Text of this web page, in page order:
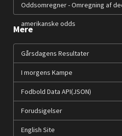
Oddsomregner - Omregning af
amerikanske odds
Mere
Gårsdagens Resultater
I morgens Kampe
Fodbold Data API(JSON)
Forudsigelser
English Site